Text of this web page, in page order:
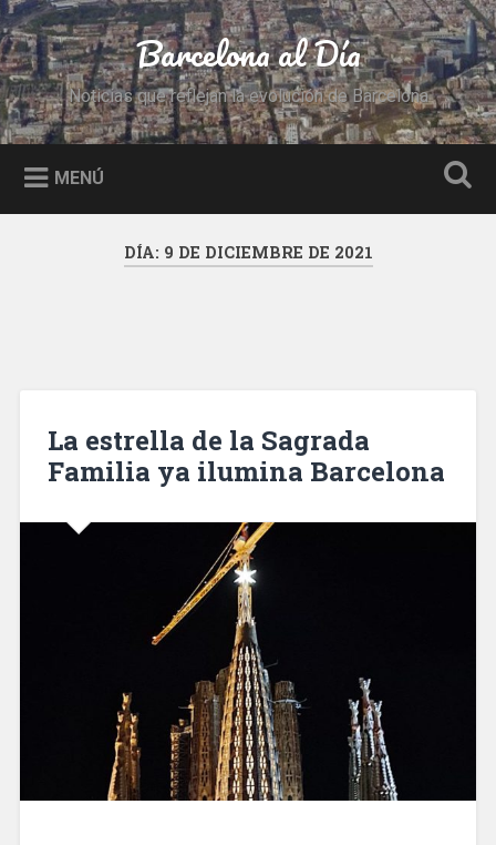
Saltar
al
contenido
Buscar Barcelona al Día
Noticias que reflejan la evolución de Barcelona
MENÚ
DÍA: 9 DE DICIEMBRE DE 2021
La estrella de la Sagrada
Familia ya ilumina Barcelona